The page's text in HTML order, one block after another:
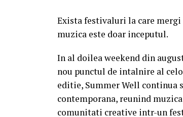
Exista festivaluri la care mergi
muzica este doar inceputul.
In al doilea weekend din
nou punctul de intalnire al
editie, Summer Well continua
contemporana, reunind
comunitati creative intr-un